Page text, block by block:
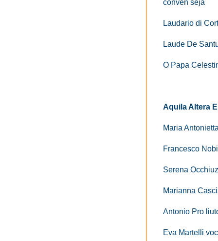
conven seja
Laudario di
Laude De
O Papa
Aquila Altera
Maria
Francesco
Serena
Marianna
Antonio Pro
Eva Martelli